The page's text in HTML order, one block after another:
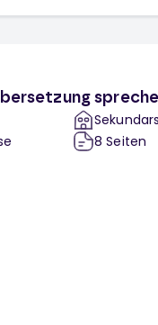
8 Seiten